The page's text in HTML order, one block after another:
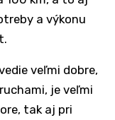
a výkonu
veľmi dobre,
je veľmi
tak aj pri